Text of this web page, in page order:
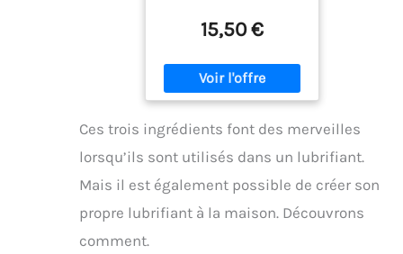
15,50 €
Ces trois ingrédients font des merveilles
lorsqu’ils sont utilisés dans un lubrifiant.
Mais il est également possible de créer son
propre lubrifiant à la maison. Découvrons
comment.